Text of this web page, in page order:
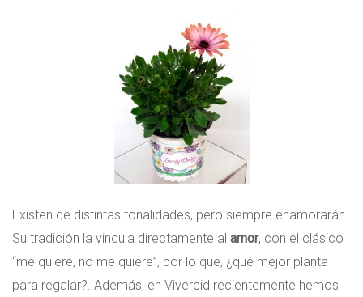
Existen de distintas tonalidades, pero siempre enamorarán.
Su tradición la vincula directamente al amor, con el clásico
“me quiere, no me quiere”, por lo que, ¿qué mejor planta
para regalar?. Además, en Vivercid recientemente hemos